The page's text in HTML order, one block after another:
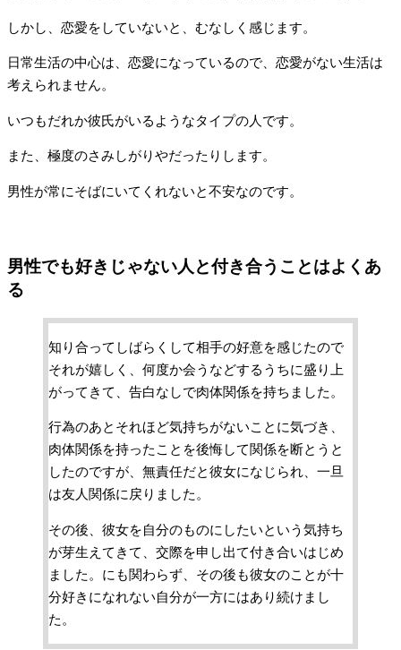
しかし、恋愛をしていないと、むなしく感じます。
日常生活の中心は、恋愛になっているので、恋愛がない生活は
考えられません。
いつもだれか彼氏がいるようなタイプの人です。
また、極度のさみしがりやだったりします。
男性が常にそばにいてくれないと不安なのです。
男性でも好きじゃない人と付き合うことはよくあ
る
知り合ってしばらくして相手の好意を感じたので
それが嬉しく、何度か会うなどするうちに盛り上
がってきて、告白なしで肉体関係を持ちました。
行為のあとそれほど気持ちがないことに気づき、
肉体関係を持ったことを後悔して関係を断とうと
したのですが、無責任だと彼女になじられ、一旦
は友人関係に戻りました。
その後、彼女を自分のものにしたいという気持ち
が芽生えてきて、交際を申し出て付き合いはじめ
ました。にも関わらず、その後も彼女のことが十
分好きになれない自分が一方にはあり続けまし
た。